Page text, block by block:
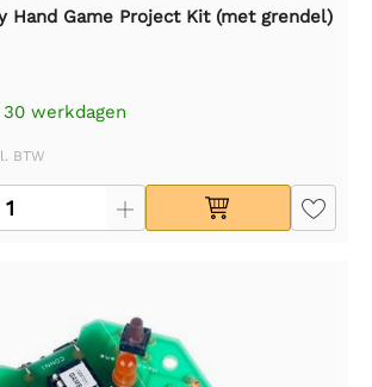
Hand Game Project Kit (met grendel)
werkdagen
BTW